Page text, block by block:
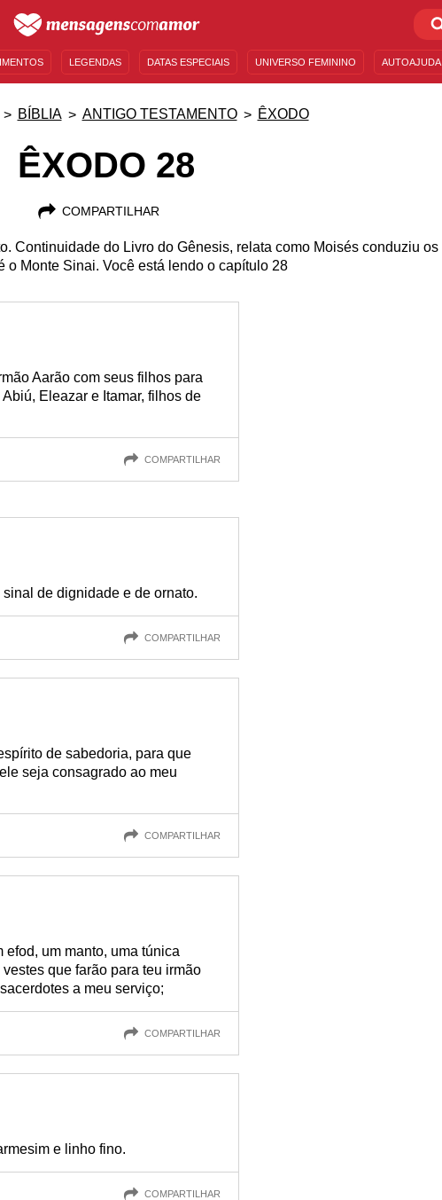
LEGENDAS DATAS ESPECIAIS UNIVERSO FEMININO AUTOAJUDA
BÍBLIA ANTIGO TESTAMENTO ÊXODO
ÊXODO 28
COMPARTILHAR
Continuidade do Livro do Gênesis, relata como Moisés conduziu os
o Monte Sinai. Você está lendo o capítulo 28
Aarão com seus filhos para
Eleazar e Itamar, filhos de
COMPARTILHAR
de dignidade e de ornato.
COMPARTILHAR
de sabedoria, para que
seja consagrado ao meu
COMPARTILHAR
efod, um manto, uma túnica
que farão para teu irmão
a meu serviço;
COMPARTILHAR
e linho fino.
COMPARTILHAR